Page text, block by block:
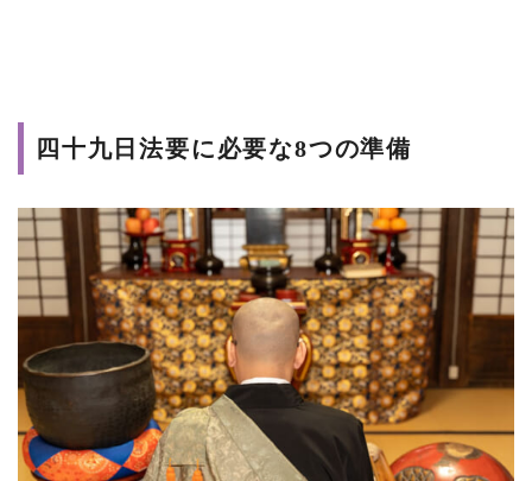
四十九日法要に必要な8つの準備